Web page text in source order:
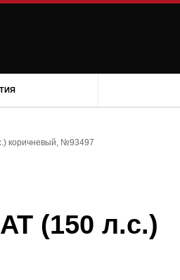
коричневый, №93497
(150 л.с.)